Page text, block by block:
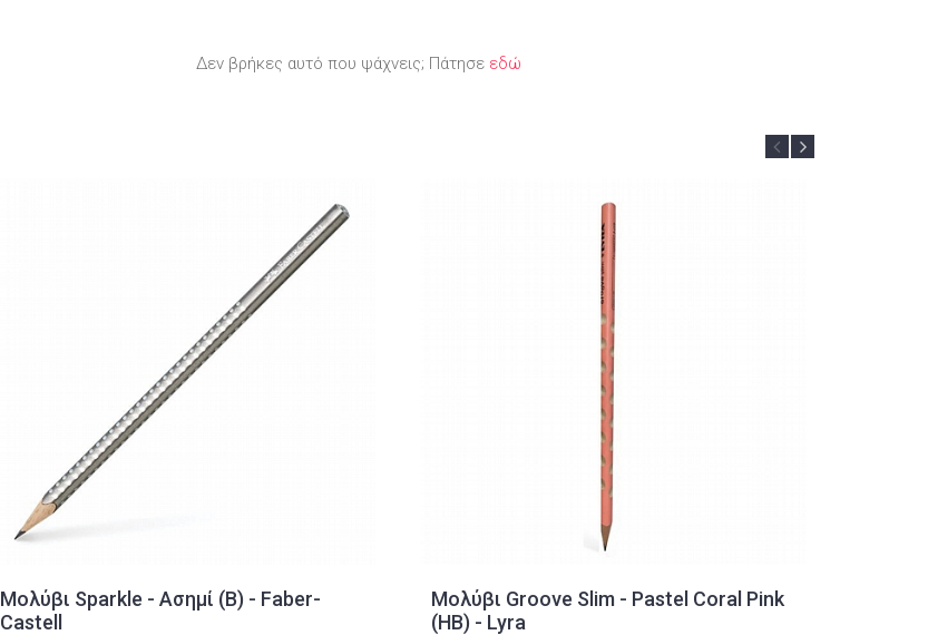
Δεν βρήκες αυτό που ψάχνεις; Πάτησε εδώ
Μολύβι Sparkle - Ασημί (Β) - Faber-
Castell
Μολύβι Groove Slim - Pastel Coral Pink
(HB) - Lyra